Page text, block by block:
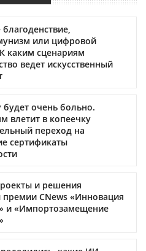
или цифровой
каким сценариям
ведет искусственный
очень больно.
влетит в копеечку
переход на
сертификаты
и решения
CNews «Инновация
и «Импортозамещение